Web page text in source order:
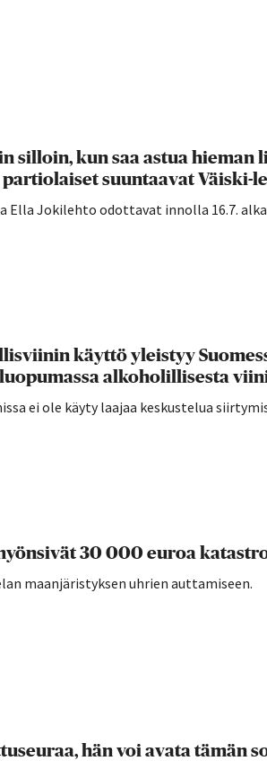
silloin, kun saa astua hieman
partiolaiset suuntaavat Väiski-
Ella Jokilehto odottavat innolla 16.7.
käyttö yleistyy
alkoholillisesta
ei ole käyty laajaa keskustelua
30 000 euroa
maanjäristyksen uhrien auttamiseen.
hän voi avata tämän